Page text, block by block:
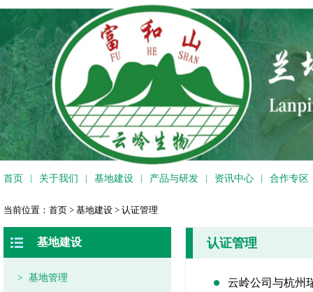
首页 | 关于我们 | 基地建设 | 产品与研发 | 资讯中心 | 合作专区
当前位置： 首页 > 基地建设 > 认证管理
基地建设
> 基地管理
认证管理
云岭公司与杭州